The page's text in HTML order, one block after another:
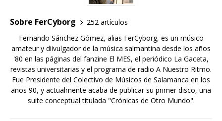
Sobre FerCyborg
252 artículos
Fernando Sánchez Gómez, alias FerCyborg, es un músico
amateur y diivulgador de la música salmantina desde los años
'80 en las páginas del fanzine El MES, el periódico La Gaceta,
revistas universitarias y el programa de radio A Nuestro Ritmo.
Fue Presidente del Colectivo de Músicos de Salamanca en los
años 90, y actualmente acaba de publicar su primer disco, una
suite conceptual titulada "Crónicas de Otro Mundo".